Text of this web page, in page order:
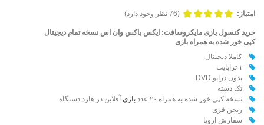
امتیاز: (76 نظر وجود دارد)
خرید کنسول بازی مایکروسافت: ایکس باکس وان اس نسخه تمام دیجیتال
کپی خور شده به همراه بازی
کاملا دیجیتال
۱ ترابایت
بدون درایو DVD
تک دسته
نسخه کپی خور شده به همراه ۲۰ عدد
بازی آفلاین در هارد دستگاه
ریجن فری
سفارش اروپا